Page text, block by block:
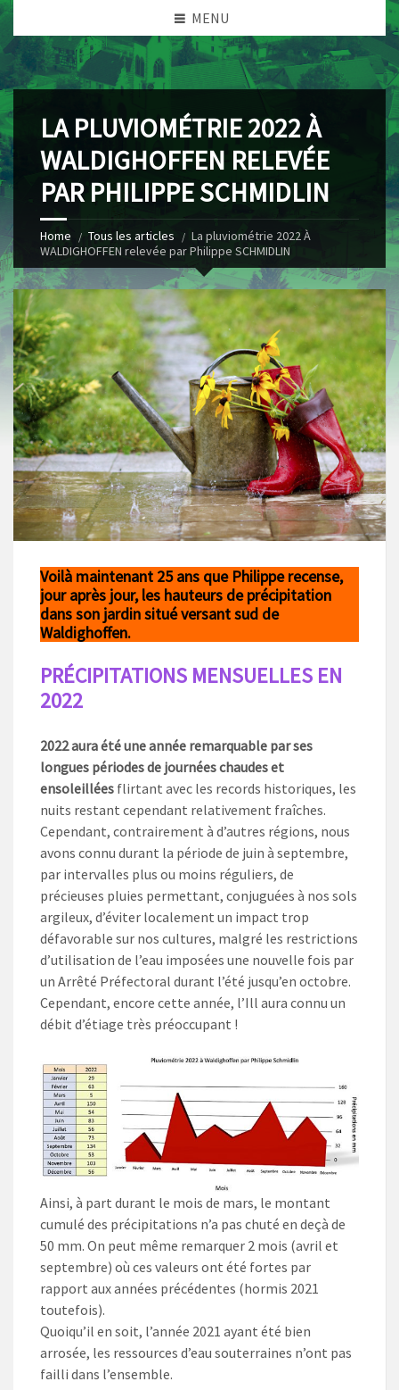
MENU
LA PLUVIOMÉTRIE 2022 À
WALDIGHOFFEN RELEVÉE
PAR PHILIPPE SCHMIDLIN
Home Tous les articles
La pluviométrie 2022 À
WALDIGHOFFEN relevée par Philippe SCHMIDLIN
Voilà maintenant 25 ans que Philippe recense,
jour après jour, les hauteurs de précipitation
dans son jardinsitué versant sud de
Waldighoffen.
PRÉCIPITATIONS MENSUELLES EN
2022
2022 aura été une année remarquable par ses
longues périodes de journées chaudes et
ensoleillées flirtant avec les records historiques, les
nuits restant cependant relativement fraîches.
Cependant, contrairement à d’autres régions, nous
avons connu durant la période de juin à septembre,
par intervalles plus ou moins réguliers, de
précieuses pluies permettant, conjuguées à nos sols
argileux, d’éviter localement un impact trop
défavorable sur nos cultures, malgré les restrictions
d’utilisation de l’eau imposées une nouvelle fois par
un Arrêté Préfectoral durant l’été jusqu’en octobre.
Cependant, encore cette année, l’Ill aura connu un
débit d’étiage très préoccupant !
Ainsi, à part durant le mois de mars, le montant
cumulé des précipitations n’a pas chuté en deçà de
50 mm. On peut même remarquer 2 mois (avril et
septembre) où ces valeurs ont été fortes par
rapport aux années précédentes (hormis 2021
toutefois).
Quoiqu’il en soit, l’année 2021 ayant été bien
arrosée, les ressources d’eau souterraines n’ont pas
failli dans l’ensemble.